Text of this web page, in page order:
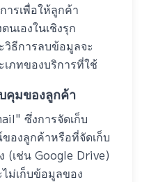
รเพื่อให้ลูกค้า
เองในเชิงรุก
ธีการลบข้อมูลจะ
ภทของบริการที่ใช้
คุมของลูกค้า
ซึ่งการจัดเก็บ
องลูกค้าหรือที่จัดเก็บ
(เช่น Google Drive)
ม่เก็บข้อมูลของ